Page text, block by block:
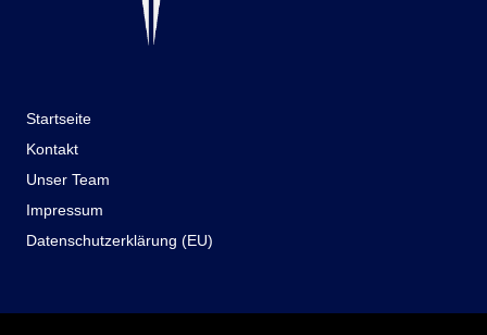
Startseite
Kontakt
Unser Team
Impressum
Datenschutzerklärung (EU)